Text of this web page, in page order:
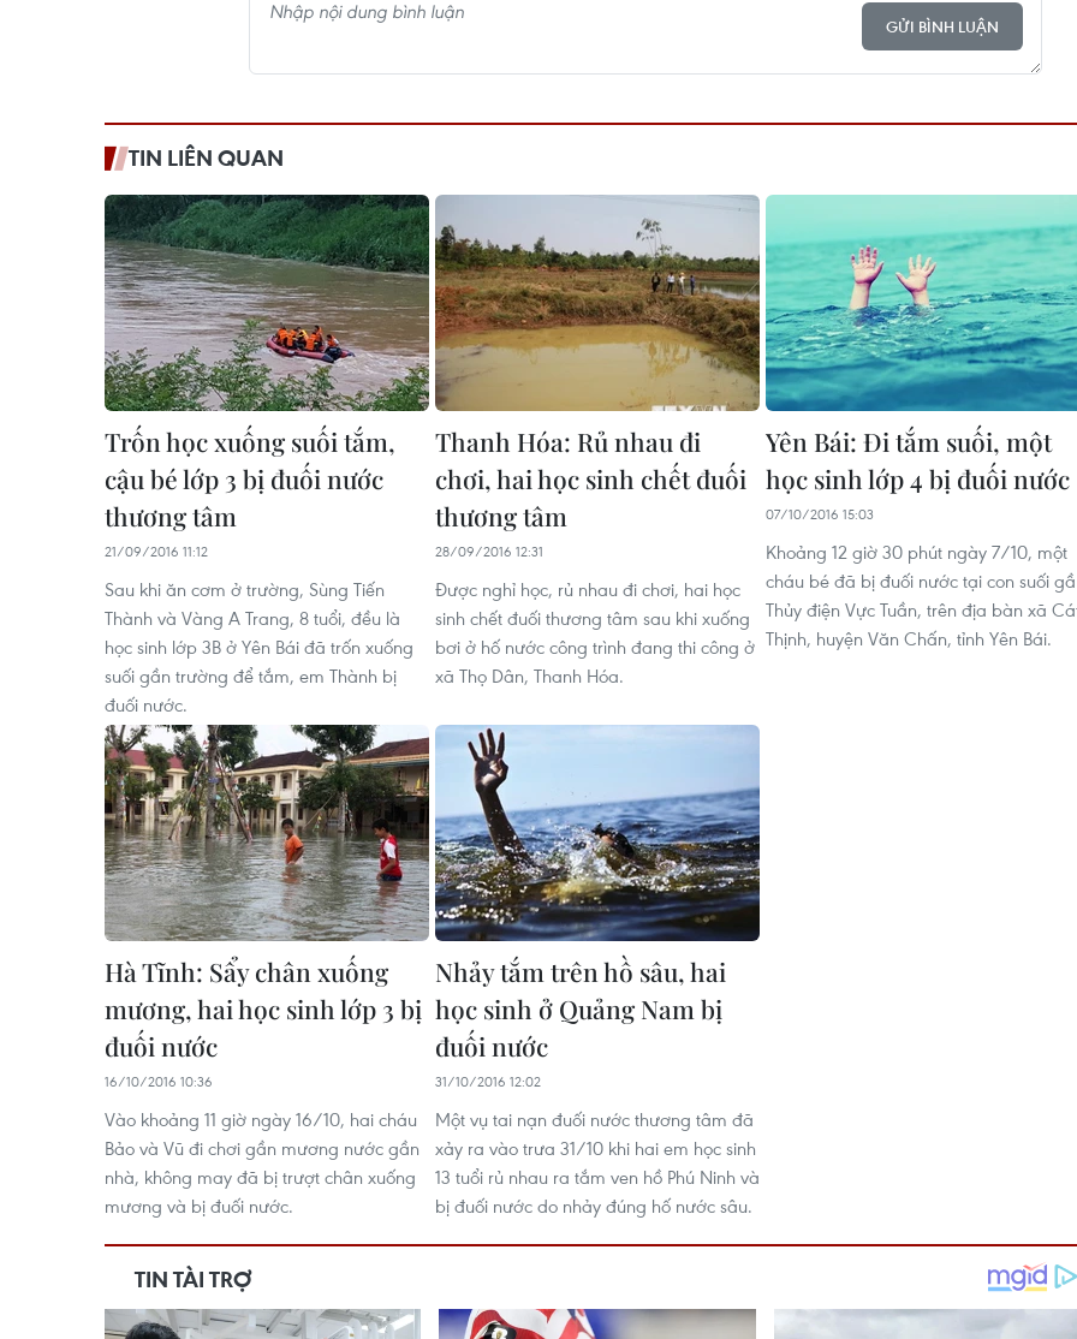
GỬI BÌNH LUẬN
TIN LIÊN QUAN
Trốn học xuống suối tắm,
cậu bé lớp 3 bị đuối nước
thương tâm
21/09/2016 11:12
Sau khi ăn cơm ở trường, Sùng Tiến
Thành và Vàng A Trang, 8 tuổi, đều là
học sinh lớp 3B ở Yên Bái đã trốn xuống
suối gần trường để tắm, em Thành bị
đuối nước.
Thanh Hóa: Rủ nhau đi
chơi, hai học sinh chết đuối
thương tâm
28/09/2016 12:31
Được nghỉ học, rủ nhau đi chơi, hai học
sinh chết đuối thương tâm sau khi xuống
bơi ở hố nước công trình đang thi công ở
xã Thọ Dân, Thanh Hóa.
Yên Bái: Đi tắm suối, một
học sinh lớp 4 bị đuối nước
07/10/2016 15:03
Khoảng 12 giờ 30 phút ngày 7/10, một
cháu bé đã bị đuối nước tại con suối
Thủy điện Vực Tuần, trên địa bàn xã
Thịnh, huyện Văn Chấn, tỉnh Yên Bái.
Hà Tĩnh: Sẩy chân xuống
mương, hai học sinh lớp 3 bị
đuối nước
16/10/2016 10:36
Vào khoảng 11 giờ ngày 16/10, hai cháu
Bảo và Vũ đi chơi gần mương nước gần
nhà, không may đã bị trượt chân xuống
mương và bị đuối nước.
Nhảy tắm trên hồ sâu, hai
học sinh ở Quảng Nam bị
đuối nước
31/10/2016 12:02
Một vụ tai nạn đuối nước thương tâm đã
xảy ra vào trưa 31/10 khi hai em học sinh
13 tuổi rủ nhau ra tắm ven hồ Phú Ninh và
bị đuối nước do nhảy đúng hố nước sâu.